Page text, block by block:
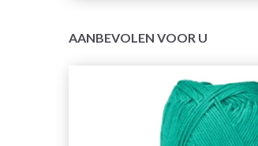
AANBEVOLEN VOOR U